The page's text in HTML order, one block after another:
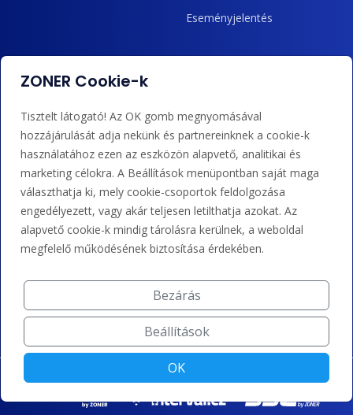
Eseményjelentés
Támogatás
+36 202 343 883
admin@zoner.hu
Elfogadunk kártyás fizetést, Google/Apple Pay-t, banki
ZONER Cookie-k
Tisztelt látogató! Az OK gomb megnyomásával
hozzájárulását adja nekünk és partnereinknek a cookie-k
használatához ezen az eszközön alapvető, analitikai és
marketing célokra. A Beállítások menüpontban saját maga
választhatja ki, mely cookie-csoportok feldolgozása
engedélyezett, vagy akár teljesen letilthatja azokat. Az
alapvető cookie-k mindig tárolásra kerülnek, a weboldal
megfelelő működésének biztosítása érdekében.
Bezárás
Beállítások
OK